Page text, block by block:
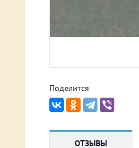
Поделится
ОТЗЫВЫ